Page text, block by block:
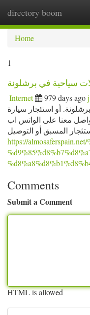
directory boom
Home
1
سياحية في برشلونة
Internet 979 days ago
أو استئجار سيارة
معنا على الواتس اب
https://
Comments
Submit a Comment
HTML is allowed